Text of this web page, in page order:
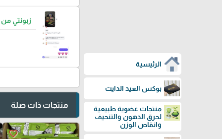
الرئيسية
بوكس العيد الدايت
منتجات عضوية طبيعية
لحرق الدهون والتنحيف
وانقاص الوزن
زبونتي
منتجات ذات صلة
favorite_border